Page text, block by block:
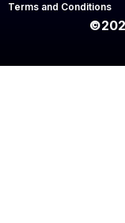
Terms and Conditions